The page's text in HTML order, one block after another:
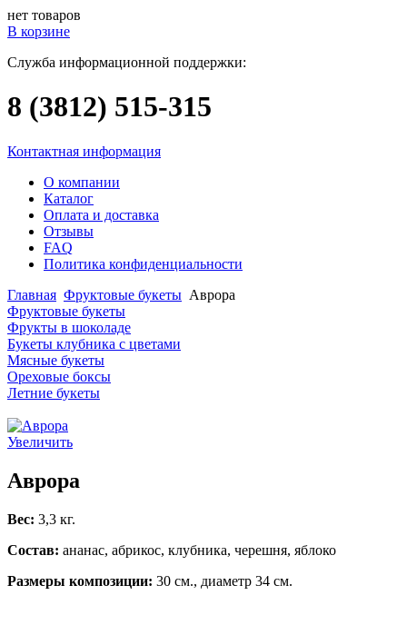
нет товаров
В корзине
Служба информационной поддержки:
8 (3812) 515-315
Контактная информация
О компании
Каталог
Оплата и доставка
Отзывы
FAQ
Политика конфиденциальности
Главная Фруктовые букеты Аврора
Фруктовые букеты
Фрукты в шоколаде
Букеты клубника с цветами
Мясные букеты
Ореховые боксы
Летние букеты
Увеличить
Аврора
Вес: 3,3 кг.
Состав: ананас, абрикос, клубника, черешня, яблоко
Размеры композиции: 30 см., диаметр 34 см.